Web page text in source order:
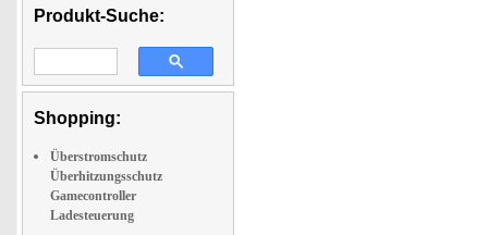
Produkt-Suche:
Shopping:
Überstromschutz
Überhitzungsschutz
Gamecontroller
Ladesteuerung